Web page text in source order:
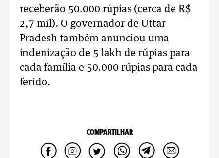
receberão 50.000 rúpias (cerca de R$
2,7 mil). O governador de Uttar
Pradesh também anunciou uma
indenização de 5 lakh de rúpias para
cada família e 50.000 rúpias para cada
ferido.
COMPARTILHAR